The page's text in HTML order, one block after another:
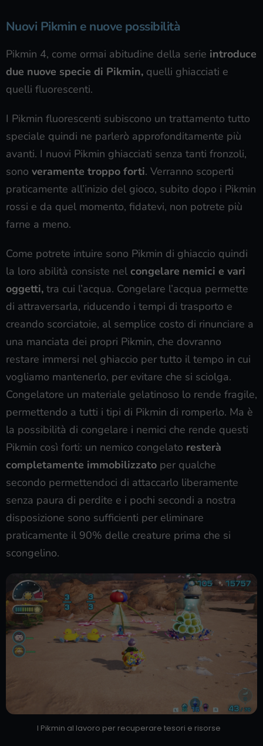
Nuovi Pikmin e nuove possibilità
Pikmin 4, come ormai abitudine della serie introduce
due nuove specie di Pikmin, quelli ghiacciati e
quelli fluorescenti.
I Pikmin fluorescenti subiscono un trattamento tutto
speciale quindi ne parlerò approfonditamente più
avanti. I nuovi Pikmin ghiacciati senza tanti fronzoli,
sono veramente troppo forti. Verranno scoperti
praticamente all’inizio del gioco, subito dopo i Pikmin
rossi e da quel momento, fidatevi, non potrete più
farne a meno.
Come potrete intuire sono Pikmin di ghiaccio quindi
la loro abilità consiste nel congelare nemici e vari
oggetti, tra cui l’acqua. Congelare l’acqua permette
di attraversarla, riducendo i tempi di trasporto e
creando scorciatoie, al semplice costo di rinunciare a
una manciata dei propri Pikmin, che dovranno
restare immersi nel ghiaccio per tutto il tempo in cui
vogliamo mantenerlo, per evitare che si sciolga.
Congelatore un materiale gelatinoso lo rende fragile,
permettendo a tutti i tipi di Pikmin di romperlo. Ma è
la possibilità di congelare i nemici che rende questi
Pikmin così forti: un nemico congelato resterà
completamente immobilizzato per qualche
secondo permettendoci di attaccarlo liberamente
senza paura di perdite e i pochi secondi a nostra
disposizione sono sufficienti per eliminare
praticamente il 90% delle creature prima che si
scongelino.
I Pikmin al lavoro per recuperare tesori e risorse